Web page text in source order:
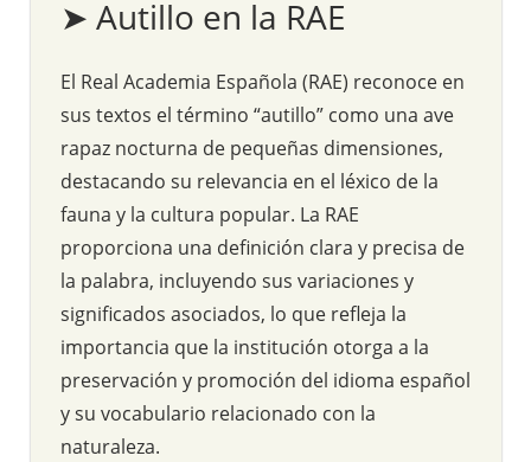
➤ Autillo en la RAE
El Real Academia Española (RAE) reconoce en
sus textos el término “autillo” como una ave
rapaz nocturna de pequeñas dimensiones,
destacando su relevancia en el léxico de la
fauna y la cultura popular. La RAE
proporciona una definición clara y precisa de
la palabra, incluyendo sus variaciones y
significados asociados, lo que refleja la
importancia que la institución otorga a la
preservación y promoción del idioma español
y su vocabulario relacionado con la
naturaleza.